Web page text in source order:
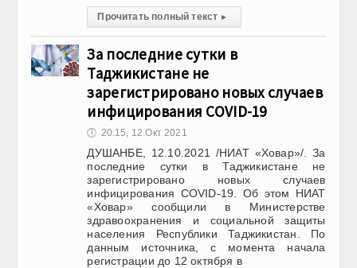
Прочитать полный текст ▸
За последние сутки в
Таджикистане не
зарегистрировано новых случаев
инфицирования COVID-19
🕔 20:15, 12.Окт 2021
ДУШАНБЕ, 12.10.2021 /НИАТ «Ховар»/. За
последние сутки в Таджикистане не
зарегистрировано новых случаев
инфицирования COVID-19. Об этом НИАТ
«Ховар» сообщили в Министерстве
здравоохранения и социальной защиты
населения Республики Таджикистан. По
данным источника, с момента начала
регистрации до 12 октября в